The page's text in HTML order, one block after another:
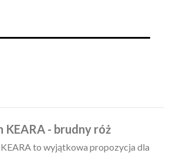
KEARA - brudny róż
to wyjątkowa propozycja dla